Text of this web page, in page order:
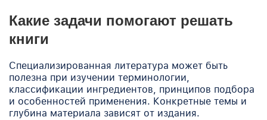
Какие задачи помогают решать
книги
Специализированная литература может быть
полезна при изучении терминологии,
классификации ингредиентов, принципов подбора
и особенностей применения. Конкретные темы и
глубина материала зависят от издания.